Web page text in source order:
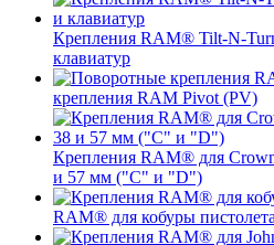
Крепления RAM® Tilt-N-
клавиатур
крепления RAM Pivot (PV)
Крепления RAM® для
и 57 мм ("C" и "D")
RAM® для кобуры пистолета